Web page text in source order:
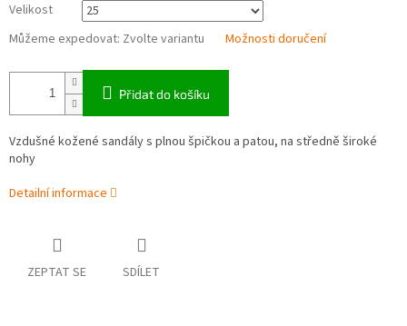
cena:
Velikost
Můžeme expedovat: Zvolte variantu Možnosti doručení
Přidat do košíku
Vzdušné kožené sandály s plnou špičkou a patou, na středně široké
nohy
Detailní informace
ZEPTAT SE SDÍLET